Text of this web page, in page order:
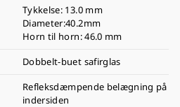
Tykkelse: 13.0 mm
Diameter:40.2mm
Horn til horn: 46.0 mm
Dobbelt-buet safirglas
Refleksdæmpende belægning på
indersiden